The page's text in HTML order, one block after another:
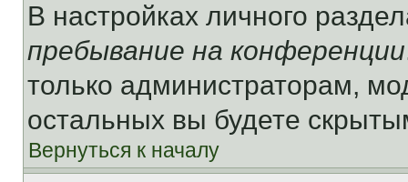
В настройках личного
пребывание на конференции
только администраторам,
остальных вы будете
Вернуться к началу